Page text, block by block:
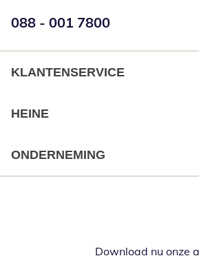
Telefoonnummer:
088 - 001 7800
KLANTENSERVICE
HEINE
ONDERNEMING
Download nu onze